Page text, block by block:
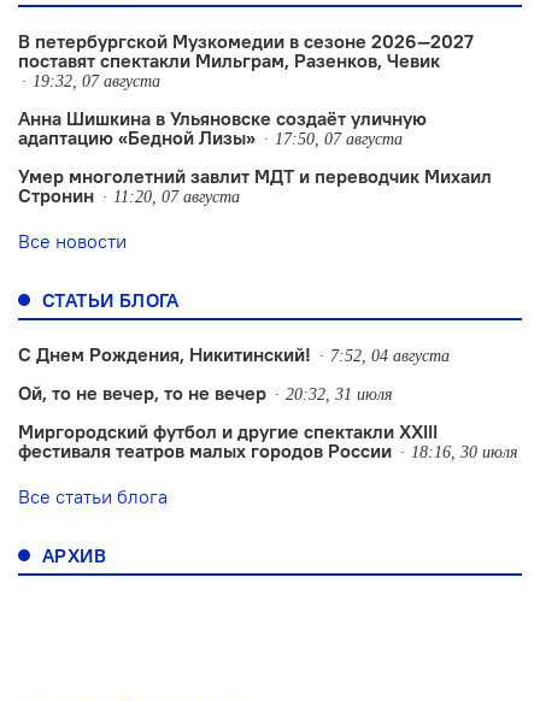
В петербургской Музкомедии в сезоне 2026—2027
поставят спектакли Мильграм, Разенков, Чевик
19:32, 07 августа
Анна Шишкина в Ульяновске создаëт уличную
адаптацию «Бедной Лизы»
17:50, 07 августа
Умер многолетний завлит МДТ и переводчик Михаил
Стронин
11:20, 07 августа
Все новости
СТАТЬИ БЛОГА
С Днем Рождения, Никитинский! 7:52, 04 августа
Ой, то не вечер, то не вечер 20:32, 31 июля
Миргородский футбол и другие спектакли XXIII
фестиваля театров малых городов России
18:16, 30 июля
Все статьи блога
АРХИВ